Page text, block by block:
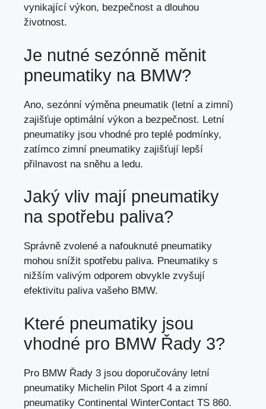
vynikající výkon, bezpečnost a dlouhou
životnost.
Je nutné sezónně měnit
pneumatiky na BMW?
Ano, sezónní výměna pneumatik (letní a zimní)
zajišťuje optimální výkon a bezpečnost. Letní
pneumatiky jsou vhodné pro teplé podmínky,
zatímco zimní pneumatiky zajišťují lepší
přilnavost na sněhu a ledu.
Jaký vliv mají pneumatiky
na spotřebu paliva?
Správně zvolené a nafouknuté pneumatiky
mohou snížit spotřebu paliva. Pneumatiky s
nižším valivým odporem obvykle zvyšují
efektivitu paliva vašeho BMW.
Které pneumatiky jsou
vhodné pro BMW Řady 3?
Pro BMW Řady 3 jsou doporučovány letní
pneumatiky Michelin Pilot Sport 4 a zimní
pneumatiky Continental WinterContact TS 860.